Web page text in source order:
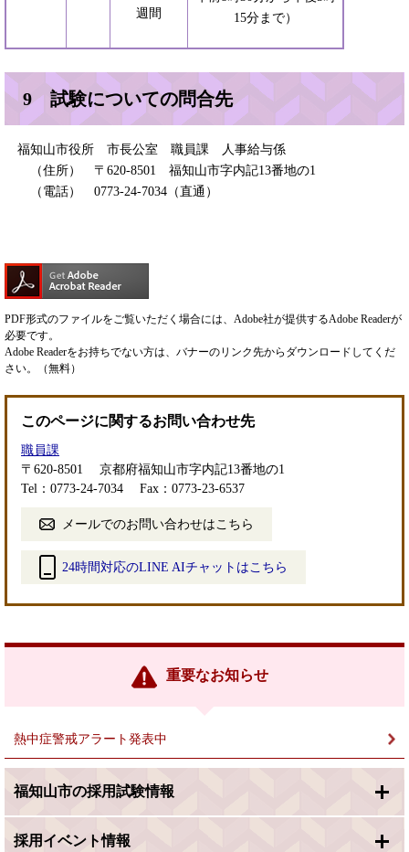
週間
15分まで）
9 試験についての問合先
福知山市役所 市長公室 職員課 人事給与係
（住所） 〒620-8501 福知山市字内記13番地の1
（電話） 0773-24-7034（直通）
PDF形式のファイルをご覧いただく場合には、Adobe社が提供するAdobe Readerが
必要です。
Adobe Readerをお持ちでない方は、バナーのリンク先からダウンロードしてくだ
さい。（無料）
このページに関するお問い合わせ先
職員課
〒620-8501
京都府福知山市字内記13番地の1
Tel：0773-24-7034
Fax：0773-23-6537
メールでのお問い合わせはこちら
24時間対応のLINE AIチャットはこちら
リ
重要なお知らせ
熱中症警戒アラート発表中
福知山市の採用試験情報
採用イベント情報